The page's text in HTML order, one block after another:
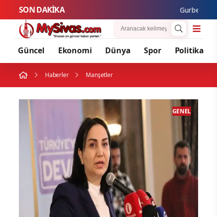
SON DAKİKA Gurbetçi
Güncel Ekonomi Dünya Spor Politika
Haberler Manşetler
GENEL